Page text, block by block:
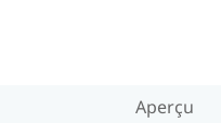
Aperçu